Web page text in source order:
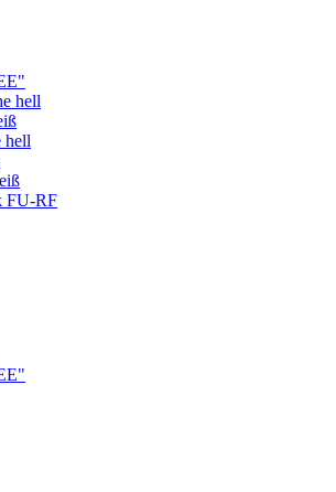
hell
hell
FU-RF